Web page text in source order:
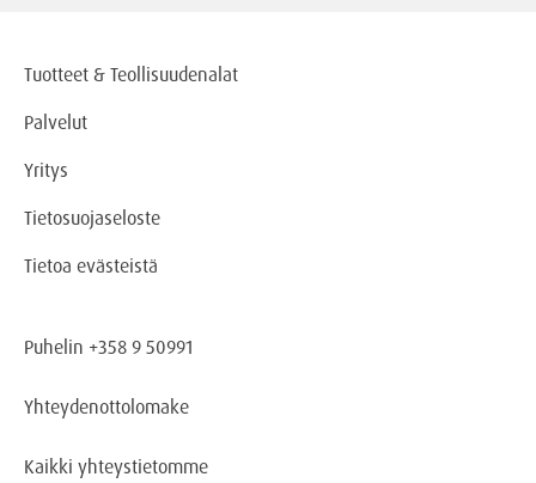
Tuotteet & Teollisuudenalat
Palvelut
Yritys
Tietosuojaseloste
Tietoa evästeistä
Puhelin +358 9 50991
Yhteydenottolomake
Kaikki yhteystietomme